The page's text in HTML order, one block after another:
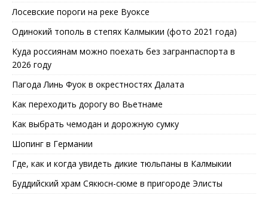
Лосевские пороги на реке Вуоксе
Одинокий тополь в степях Калмыкии (фото 2021 года)
Куда россиянам можно поехать без загранпаспорта в
2026 году
Пагода Линь Фуок в окрестностях Далата
Как переходить дорогу во Вьетнаме
Как выбрать чемодан и дорожную сумку
Шопинг в Германии
Где, как и когда увидеть дикие тюльпаны в Калмыкии
Буддийский храм Сякюсн-сюме в пригороде Элисты